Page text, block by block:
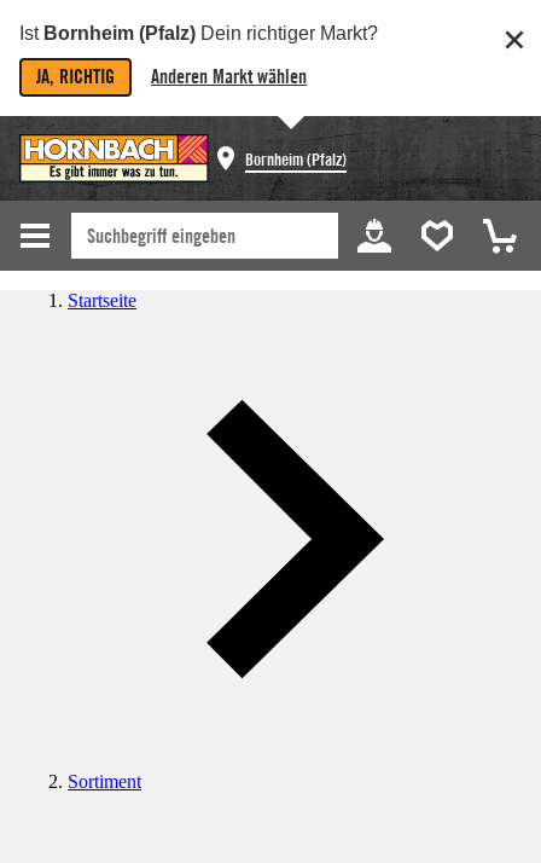
Ist Bornheim (Pfalz) Dein richtiger Markt?
JA, RICHTIG Anderen Markt wählen
Bornheim (Pfalz)
Startseite
Sortiment